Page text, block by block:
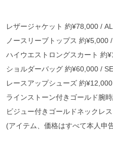
レザージャケット 約¥78,000 /
ノースリーブトップス 約¥5,000
ハイウエストロングスカート 約
ショルダーバッグ 約¥60,000 /
レースアップシューズ 約
ラインストーン付きゴールド腕
ビジュー付きゴールドネックレ
(アイテム、価格はすべて本人申